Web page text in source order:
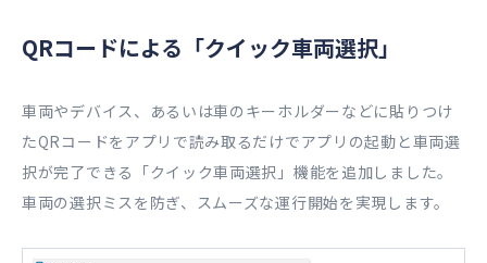
QRコードによる「クイック車両選択」
車両やデバイス、あるいは車のキーホルダーなどに貼りつけ
たQRコードをアプリで読み取るだけでアプリの起動と車両選
択が完了できる「クイック車両選択」機能を追加しました。
車両の選択ミスを防ぎ、スムーズな運行開始を実現します。